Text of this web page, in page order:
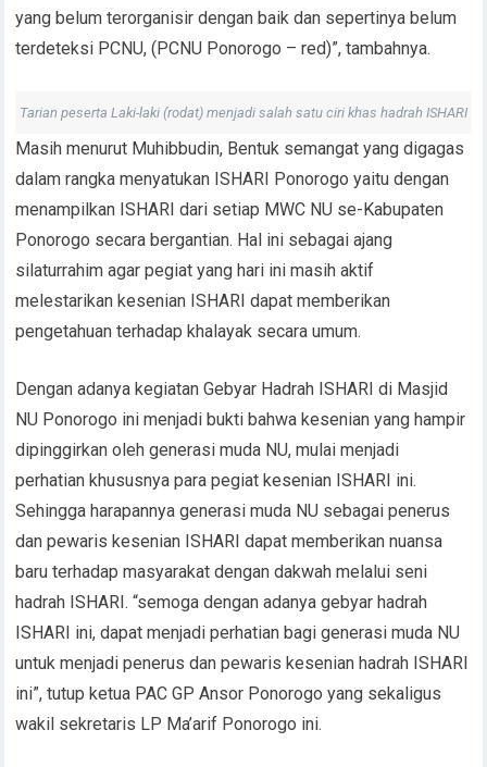
yang belum terorganisir dengan baik dan sepertinya belum
terdeteksi PCNU, (PCNU Ponorogo – red)”, tambahnya.
Tarian peserta Laki-laki (rodat) menjadi salah satu ciri khas hadrah ISHARI
Masih menurut Muhibbudin, Bentuk semangat yang digagas
dalam rangka menyatukan ISHARI Ponorogo yaitu dengan
menampilkan ISHARI dari setiap MWC NU se-Kabupaten
Ponorogo secara bergantian. Hal ini sebagai ajang
silaturrahim agar pegiat yang hari ini masih aktif
melestarikan kesenian ISHARI dapat memberikan
pengetahuan terhadap khalayak secara umum.
Dengan adanya kegiatan Gebyar Hadrah ISHARI di Masjid
NU Ponorogo ini menjadi bukti bahwa kesenian yang hampir
dipinggirkan oleh generasi muda NU, mulai menjadi
perhatian khususnya para pegiat kesenian ISHARI ini.
Sehingga harapannya generasi muda NU sebagai penerus
dan pewaris kesenian ISHARI dapat memberikan nuansa
baru terhadap masyarakat dengan dakwah melalui seni
hadrah ISHARI. “semoga dengan adanya gebyar hadrah
ISHARI ini, dapat menjadi perhatian bagi generasi muda NU
untuk menjadi penerus dan pewaris kesenian hadrah ISHARI
ini”, tutup ketua PAC GP Ansor Ponorogo yang sekaligus
wakil sekretaris LP Ma’arif Ponorogo ini.